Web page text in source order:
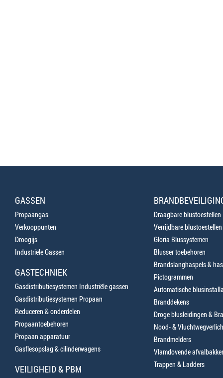
GASSEN
Propaangas
Verkooppunten
Droogijs
Industriële Gassen
GASTECHNIEK
Gasdistributiesystemen Industriële gassen
Gasdistributiesystemen Propaan
Reduceren & onderdelen
Propaantoebehoren
Propaan apparatuur
Gasflesopslag & cilinderwagens
VEILIGHEID & PBM
Draagbare blustoestellen
Verrijdbare blustoestellen
Gloria Blussystemen
Blusser toebehoren
Brandslanghaspels &
Pictogrammen
Automatische
Branddekens
Droge blusleidingen &
Nood- &
Brandmelders
Vlamdovende
Trappen & Ladders